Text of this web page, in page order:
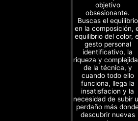
objetivo
obsesionante.
Buscas el equilibrio
en la composición,
equilibrio del color,
gesto personal
identificativo, la
riqueza y
de la técnica, y
cuando todo ello
funciona, llega la
insatisfacion y la
necesidad de subir
perdaño más
descubrir nuevas